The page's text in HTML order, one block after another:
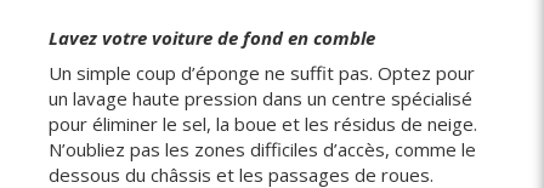
Lavez votre voiture de fond en comble
Un simple coup d’éponge ne suffit pas. Optez pour
un lavage haute pression dans un centre spécialisé
pour éliminer le sel, la boue et les résidus de neige.
N’oubliez pas les zones difficiles d’accès, comme le
dessous du châssis et les passages de roues.